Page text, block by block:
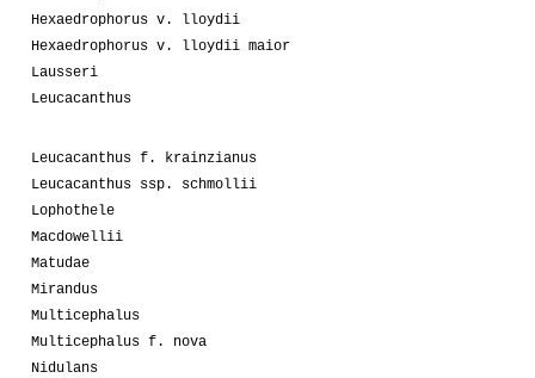
Hexaedrophorus v. lloydii
Hexaedrophorus v. lloydii maior
Lausseri
Leucacanthus
Leucacanthus f. krainzianus
Leucacanthus ssp. schmollii
Lophothele
Macdowellii
Matudae
Mirandus
Multicephalus
Multicephalus f. nova
Nidulans